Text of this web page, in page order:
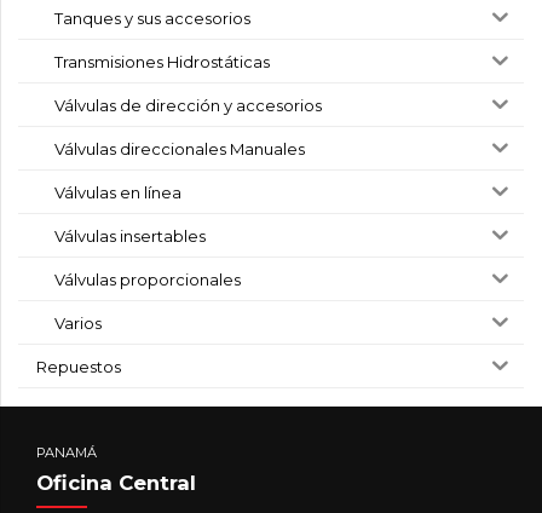
Tanques y sus accesorios
Transmisiones Hidrostáticas
Válvulas de dirección y accesorios
Válvulas direccionales Manuales
Válvulas en línea
Válvulas insertables
Válvulas proporcionales
Varios
Repuestos
PANAMÁ
Oficina Central